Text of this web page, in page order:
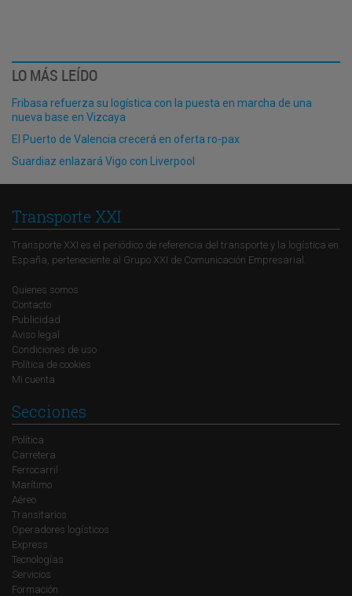
LO MÁS LEÍDO
Fribasa refuerza su logística con la puesta en marcha de una
nueva base en Vizcaya
El Puerto de Valencia crecerá en oferta ro-pax
Suardiaz enlazará Vigo con Liverpool
Transporte XXI
Transporte XXI es el periódico de referencia del transporte y la logística en
España, perteneciente al Grupo XXI de Comunicación Empresarial.
Quienes somos
Contacto
Publicidad
Aviso legal
Condiciones de uso
Política de cookies
Mi cuenta
Secciones
Política
Carretera
Ferrocarril
Marítimo
Aéreo
Transitarios
Operadores logísticos
Express
Tecnologías
Servicios
Formación